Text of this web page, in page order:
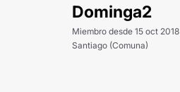
Dominga2
Miembro desde 15 oct 2018
Santiago (Comuna)